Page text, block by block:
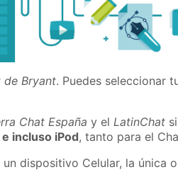
de Bryant. Puedes seleccionar
Chat España y elLatinChat
incluso iPod, tanto para el
dispositivo Celular, la